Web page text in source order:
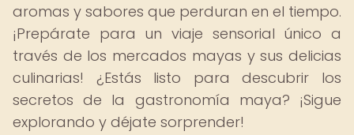
aromas y sabores que perduran en el tiempo.
¡Prepárate para un viaje sensorial único a
través de los mercados mayas y sus delicias
culinarias! ¿Estás listo para descubrir los
secretos de la gastronomía maya? ¡Sigue
explorando y déjate sorprender!